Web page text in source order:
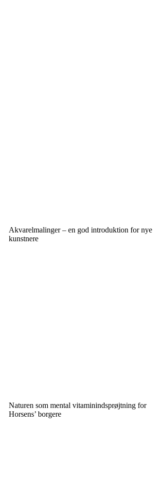
Akvarelmalinger – en god introduktion for nye
kunstnere
Naturen som mental vitaminindsprøjtning for
Horsens’ borgere